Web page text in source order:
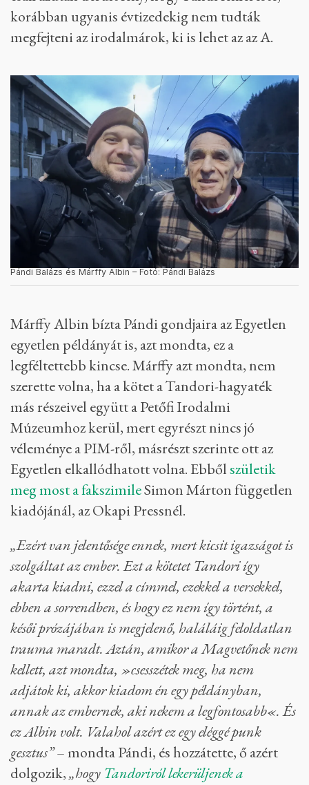
korábban ugyanis évtizedekig nem tudták
megfejteni az irodalmárok, ki is lehet az az A.
Pándi Balázs és Márffy Albin – Fotó: Pándi Balázs
Márffy Albin bízta Pándi gondjaira az Egyetlen
egyetlen példányát is, azt mondta, ez a
legféltettebb kincse. Márffy azt mondta, nem
szerette volna, ha a kötet a Tandori-hagyaték
más részeivel együtt a Petőfi Irodalmi
Múzeumhoz kerül, mert egyrészt nincs jó
véleménye a PIM-ről, másrészt szerinte ott az
Egyetlen elkallódhatott volna. Ebbőlszületik
meg most a fakszimileSimon Márton független
kiadójánál, az Okapi Pressnél.
„Ezért van jelentősége ennek, mert kicsit igazságot is
szolgáltat az ember. Ezt a kötetet Tandori így
akarta kiadni, ezzel a címmel, ezekkel a versekkel,
ebben a sorrendben, és hogy ez nem így történt, a
késői prózájában is megjelenő, haláláig feloldatlan
trauma maradt. Aztán, amikor a Magvetőnek nem
kellett, azt mondta, »csesszétek meg, ha nem
adjátok ki, akkor kiadom én egy példányban,
annak az embernek, aki nekem a legfontosabb«. És
ez Albin volt. Valahol azért ez egy eléggé punk
gesztus”– mondta Pándi, és hozzátette, ő azért
dolgozik,„hogy Tandoriról lekerüljenek a